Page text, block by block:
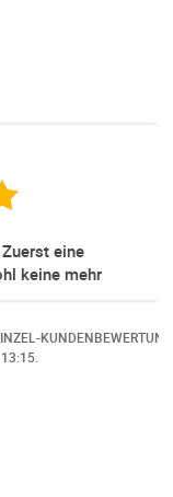
eine
mehr
ich nochmals
kompetent,
KUNDENBEWERTUNG